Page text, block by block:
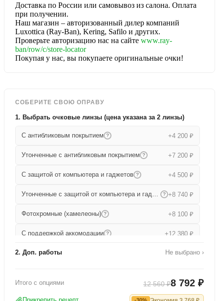
Доставка по России или самовывоз из салона. Оплата
при получении.
Наш магазин – авторизованный дилер компаний
Luxottica (Ray-Ban), Kering, Safilo и других.
Проверьте авторизацию нас на сайте www.ray-
ban/row/c/store-locator
Покупая у нас, вы покупаете оригинальные очки!
СОБЕРИТЕ СВОЮ ОПРАВУ
1. Выбрать очковые линзы (цена указана за 2 линзы)
С антибликовым покрытием ? +4 200 ₽
Утонченные с антибликовым покрытием ? +7 200 ₽
С защитой от компьютера и гаджетов ? +4 500 ₽
Утонченные с защитой от компьютера и гаджетов ? +8 740 ₽
Фотохромные (хамелеоны) ? +8 100 ₽
С поддержкой аккомодации ? +12 380 ₽
Прогрессивные +15 680 ₽
2. Доп. работы
Не выбрано ›
Итого с опциями 12 560 ₽8 792 ₽